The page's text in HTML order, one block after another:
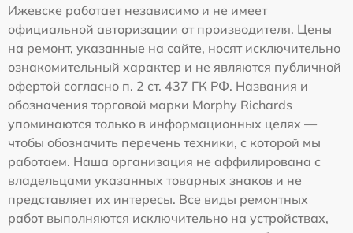
Ижевске работает независимо и не имеет
официальной авторизации от производителя. Цены
на ремонт, указанные на сайте, носят исключительно
ознакомительный характер и не являются публичной
офертой согласно п. 2 ст. 437 ГК РФ. Названия и
обозначения торговой марки Morphy Richards
упоминаются только в информационных целях —
чтобы обозначить перечень техники, с которой мы
работаем. Наша организация не аффилирована с
владельцами указанных товарных знаков и не
представляет их интересы. Все виды ремонтных
работ выполняются исключительно на устройствах,